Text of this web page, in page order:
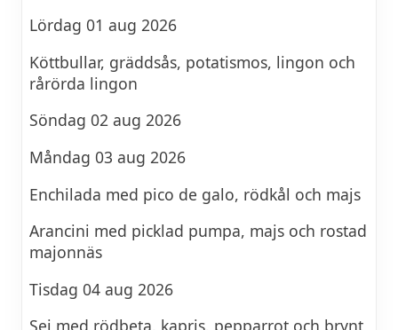
Lördag 01 aug 2026
Köttbullar, gräddsås, potatismos, lingon och
rårörda lingon
Söndag 02 aug 2026
Måndag 03 aug 2026
Enchilada med pico de galo, rödkål och majs
Arancini med picklad pumpa, majs och rostad
majonnäs
Tisdag 04 aug 2026